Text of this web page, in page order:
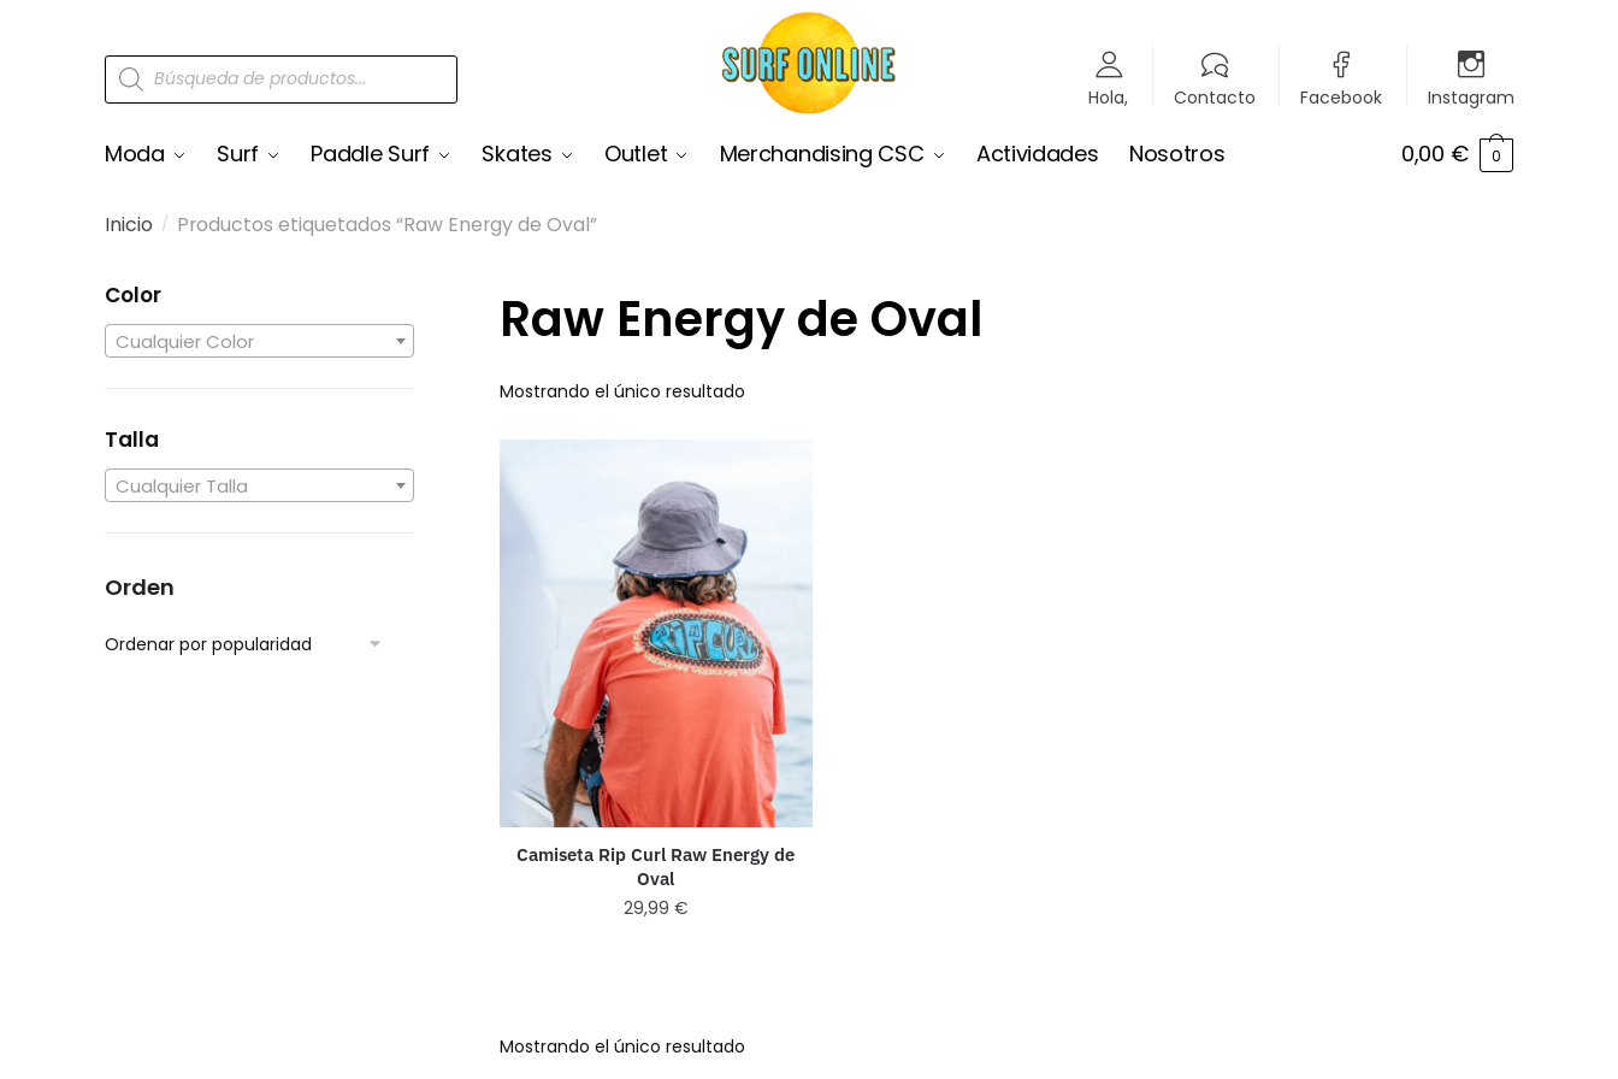
Hola, Contacto Facebook Instagram
Moda Surf Paddle Surf Skates Outlet Merchandising CSC Actividades Nosotros 0,00 € 0
Inicio / Productos etiquetados “Raw Energy de Oval”
Raw Energy de Oval
Mostrando el único resultado
Camiseta Rip Curl Raw Energy de
Oval
29,99 €
Mostrando el único resultado
Color
Cualquier Color
Talla
Cualquier Talla
Orden